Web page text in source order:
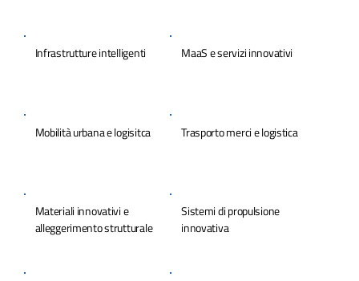
Infrastrutture intelligenti MaaS e servizi innovativi
Mobilità urbana e logisitca Trasporto merci e logistica
Materiali innovativi e
alleggerimento strutturale
Sistemi di propulsione
innovativa